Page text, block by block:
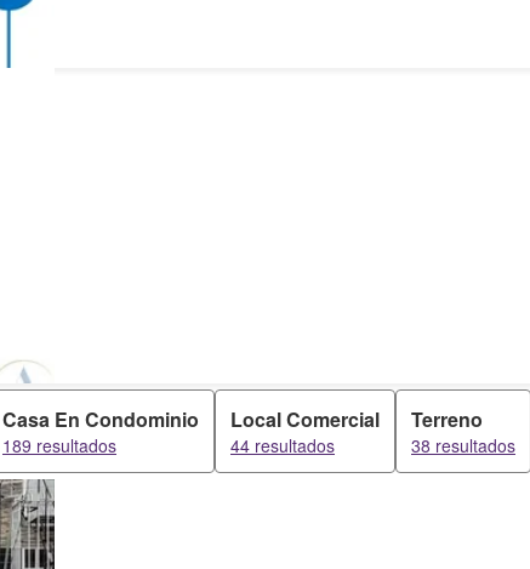
Casa En Condominio
189 resultados
Local Comercial
44 resultados
Terreno
38 resultados